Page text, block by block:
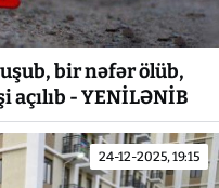
bir nəfər ölüb,
açılıb - YENİLƏNİB
24-12-2025, 19:15